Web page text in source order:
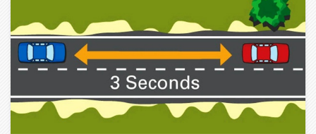
manejo seguro necesitarás adoptar un método
sistemático y eficiente para escanear visualmente tu
entorno.